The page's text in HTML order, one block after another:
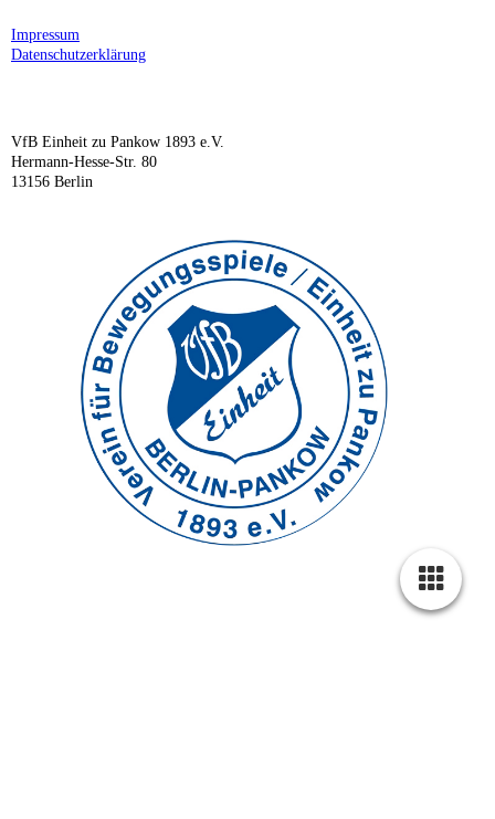
Impressum
Datenschutzerklärung
VfB Einheit zu Pankow 1893 e.V.
Hermann-Hesse-Str. 80
13156 Berlin